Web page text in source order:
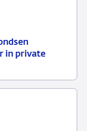
in private